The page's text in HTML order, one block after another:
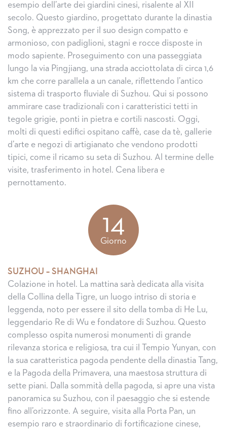
esempio dell’arte dei giardini cinesi, risalente al XII
secolo. Questo giardino, progettato durante la dinastia
Song, è apprezzato per il suo design compatto e
armonioso, con padiglioni, stagni e rocce disposte in
modo sapiente. Proseguimento con una passeggiata
lungo la via Pingjiang, una strada acciottolata di circa 1,6
km che corre parallela a un canale, riflettendo l’antico
sistema di trasporto fluviale di Suzhou. Qui si possono
ammirare case tradizionali con i caratteristici tetti in
tegole grigie, ponti in pietra e cortili nascosti. Oggi,
molti di questi edifici ospitano caffè, case da tè, gallerie
d’arte e negozi di artigianato che vendono prodotti
tipici, come il ricamo su seta di Suzhou. Al termine delle
visite, trasferimento in hotel. Cena libera e
pernottamento.
14
Giorno
SUZHOU – SHANGHAI
Colazione in hotel. La mattina sarà dedicata alla visita
della Collina della Tigre, un luogo intriso di storia e
leggenda, noto per essere il sito della tomba di He Lu,
leggendario Re di Wu e fondatore di Suzhou. Questo
complesso ospita numerosi monumenti di grande
rilevanza storica e religiosa, tra cui il Tempio Yunyan, con
la sua caratteristica pagoda pendente della dinastia Tang,
e la Pagoda della Primavera, una maestosa struttura di
sette piani. Dalla sommità della pagoda, si apre una vista
panoramica su Suzhou, con il paesaggio che si estende
fino all’orizzonte. A seguire, visita alla Porta Pan, un
esempio raro e straordinario di fortificazione cinese,